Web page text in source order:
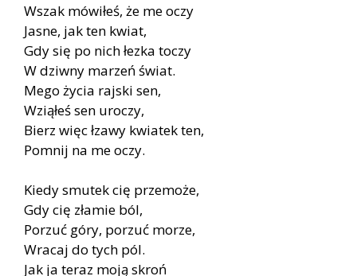
Wszak mówiłeś, że me oczy
Jasne, jak ten kwiat,
Gdy się po nich łezka toczy
W dziwny marzeń świat.
Mego życia rajski sen,
Wziąłeś sen uroczy,
Bierz więc łzawy kwiatek ten,
Pomnij na me oczy.
Kiedy smutek cię przemoże,
Gdy cię złamie ból,
Porzuć góry, porzuć morze,
Wracaj do tych pól.
Jak ja teraz moją skroń